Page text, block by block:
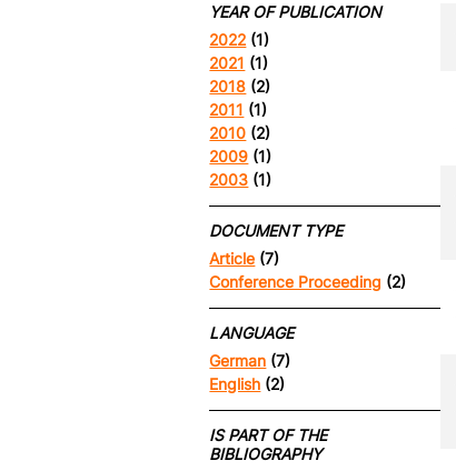
YEAR OF PUBLICATION
2022 (1)
2021 (1)
2018 (2)
2011 (1)
2010 (2)
2009 (1)
2003 (1)
DOCUMENT TYPE
Article (7)
Conference Proceeding (2)
LANGUAGE
German (7)
English (2)
IS PART OF THE
BIBLIOGRAPHY